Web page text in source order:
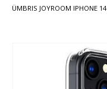
ÜMBRIS JOYROOM IPHONE